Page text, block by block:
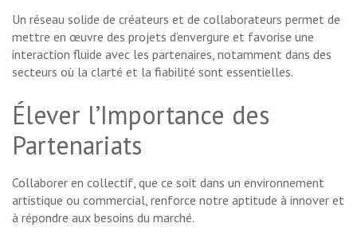
Un réseau solide de créateurs et de collaborateurs permet de
mettre en œuvre des projets d’envergure et favorise une
interaction fluide avec les partenaires, notamment dans des
secteurs où la clarté et la fiabilité sont essentielles.
Élever l’Importance des
Partenariats
Collaborer en collectif, que ce soit dans un environnement
artistique ou commercial, renforce notre aptitude à innover et
à répondre aux besoins du marché.